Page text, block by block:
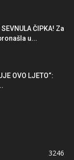
ČIPKA! Za
u...
OVO LJETO“:
3246